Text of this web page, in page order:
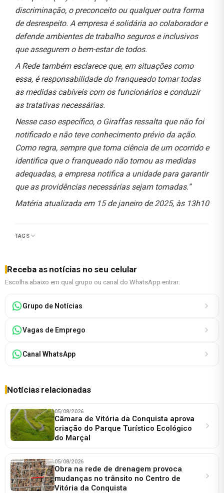
discriminação, o preconceito ou qualquer outra forma
de desrespeito. A empresa é solidária ao colaborador e
defende ambientes de trabalho seguros e inclusivos
que assegurem o bem-estar de todos.
A Rede também esclarece que, em situações como
essa, é responsabilidade do franqueado tomar todas
as medidas cabíveis com os funcionários e conduzir
as tratativas necessárias.
Nesse caso específico, o Giraffas ressalta que não foi
notificado e não teve conhecimento prévio da ação.
Como regra, sempre que toma ciência de um ocorrido e
identifica que o franqueado não tomou as medidas
adequadas, a empresa notifica a unidade para garantir
que as providências necessárias sejam tomadas.”
Matéria atualizada em 15 de janeiro de 2025, às 13h10
TAGS
Receba as notícias no seu celular
Escolha abaixo em qual grupo ou canal do WhatsApp entrar:
Grupo de Notícias
Vagas de Emprego
Canal WhatsApp
Notícias relacionadas
05/08/2026
Câmara de Vitória da Conquista aprova
criação do Parque Turístico Ecológico
do Marçal
05/08/2026
Obra na rede de drenagem provoca
mudanças no trânsito no Centro de
Vitória da Conquista